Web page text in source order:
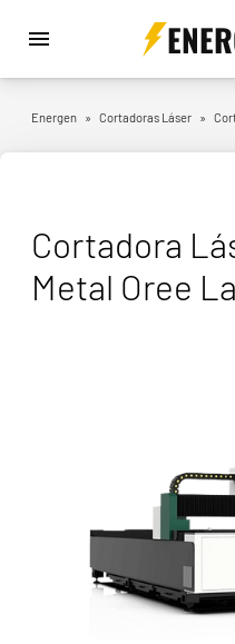
Energen » Cortadoras Láser »
Cortadora
Metal Oree